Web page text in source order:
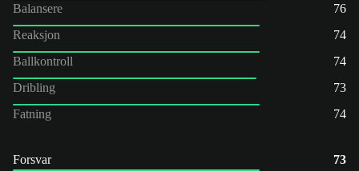
Balansere
76
Reaksjon
74
Ballkontroll
74
Dribling
73
Fatning
74
Forsvar
73